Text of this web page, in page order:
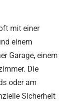
mit einer
einem
Garage, einem
Die
oder am
Sicherheit